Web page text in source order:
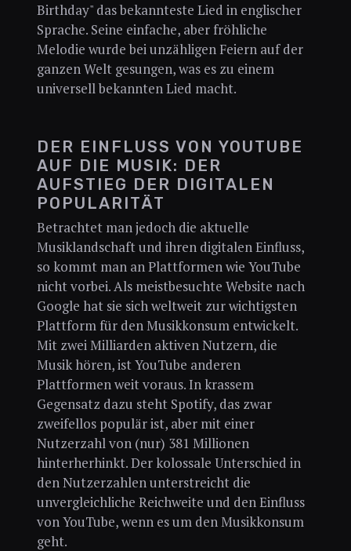
Birthday" das bekannteste Lied in englischer
Sprache. Seine einfache, aber fröhliche
Melodie wurde bei unzähligen Feiern auf der
ganzen Welt gesungen, was es zu einem
universell bekannten Lied macht.
DER EINFLUSS VON YOUTUBE
AUF DIE MUSIK: DER
AUFSTIEG DER DIGITALEN
POPULARITÄT
Betrachtet man jedoch die aktuelle
Musiklandschaft und ihren digitalen Einfluss,
so kommt man an Plattformen wie YouTube
nicht vorbei. Als meistbesuchte Website nach
Google hat sie sich weltweit zur wichtigsten
Plattform für den Musikkonsum entwickelt.
Mit zwei Milliarden aktiven Nutzern, die
Musik hören, ist YouTube anderen
Plattformen weit voraus. In krassem
Gegensatz dazu steht Spotify, das zwar
zweifellos populär ist, aber mit einer
Nutzerzahl von (nur) 381 Millionen
hinterherhinkt. Der kolossale Unterschied in
den Nutzerzahlen unterstreicht die
unvergleichliche Reichweite und den Einfluss
von YouTube, wenn es um den Musikkonsum
geht.